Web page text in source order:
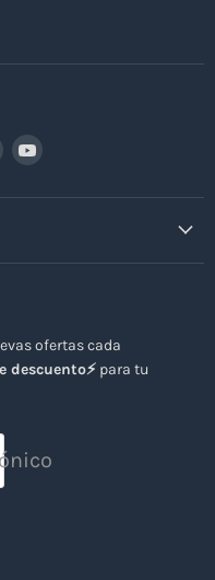
Encuéntrenos
X
Encuéntrenos
YouTube
ofertas cada
descuento⚡ para tu